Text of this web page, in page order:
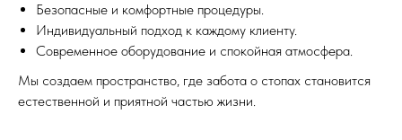
Безопасные и комфортные процедуры.
Индивидуальный подход к каждому клиенту.
Современное оборудование и спокойная атмосфера.
Мы создаем пространство, где забота о стопах становится
естественной и приятной частью жизни.